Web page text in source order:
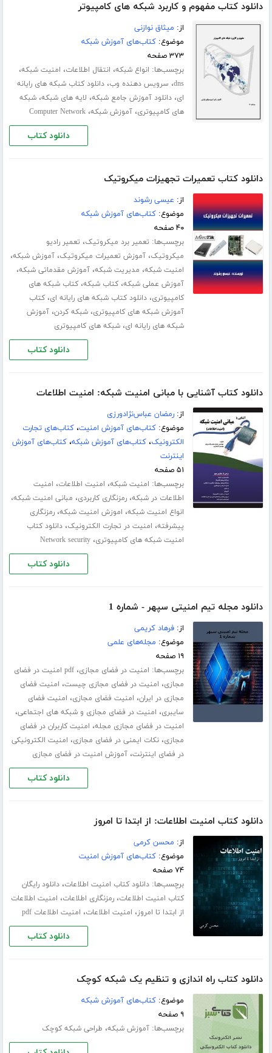
دانلود کتاب مفهوم و کاربرد شبکه های کامپیوتر
از: میثاق نوازنی
موضوع:کتاب‌های آموزش شبکه
۳۷۳ صفحه
برچسب‌ها: انواع شبکه، انتقال اطلاعات، امنیت شبکه،
dns، سرویس دهنده وب،دانلود کتاب شبکه های رایانه
ای،دانلود آموزش جامع شبکه، لایه های شبکه،شبکه
های کامپیوتری،آموزش شبکه،Computer Network
دانلود کتاب
دانلود کتاب تعمیرات تجهیزات میکروتیک
از: عیسی رشوند
موضوع:کتاب‌های آموزش شبکه
۴۰ صفحه
برچسب‌ها: تعمیر برد میکروتیک، تعمیر رادیو
میکروتیک،آموزش تعمیرات میکروتیک،آموزش شبکه،
امنیت شبکه، مدیریت شبکه،آموزش مقدماتی شبکه،
آموزش عملی شبکه،کتاب شبکه،کتاب شبکه های
کامپیوتری،دانلود کتاب شبکه های رایانه ای،کتاب
آموزش شبکه های کامپیوتری،شبکه کردن،آموزش
شبکه های رایانه ای،شبکه های کامپیوتری
دانلود کتاب
دانلود کتاب آشنایی با مبانی امنیت شبکه: امنیت اطلاعات
از:رمضان عباس‌نژادورزی
موضوع:کتاب‌های آموزش امنیت،کتاب‌های تجارت
الکترونیک،کتاب‌های آموزش شبکه،کتاب‌های آموزش
اینترنت
۵۱ صفحه
برچسب‌ها: امنیت شبکه، امنیت اطلاعات، امنیت
اطلاعات در شبکه،رمزنگاری کاربردی، مبانی امنیت شبکه،
انواع امنیت شبکه، اموزش امنیت شبکه،رمزنگاری
پیشرفته، امنیت در تجارت الکترونیک،دانلود کتاب
امنیت شبکه های کامپیوتری،Network security
دانلود کتاب
دانلود مجله تیم امنیتی سپهر - شماره 1
از:فرهاد کریمی
موضوع: مجله‌های علمی
۱۹ صفحه
برچسب‌ها: امنیت در فضای مجازی،
pdf امنیت در فضای
مجازی، امنیت در فضای مجازی چیست، امنیت فضای
مجازی در ایران، امنیت فضای مجازی، امنیت فضای
سایبری، امنیت در فضای مجازی و شبکه های اجتماعی،
امنیت در فضای مجازی مجله، امنیت کاربران در فضای
مجازی،نکات ایمنی در فضای مجازی، امنیت الکترونیکی
در فضای اینترنت،آموزش امنیت در فضای مجازی
دانلود کتاب
دانلود کتاب امنیت اطلاعات: از ابتدا تا امروز
از: محسن کرمی
موضوع:کتاب‌های آموزش امنیت
۷۴ صفحه
برچسب‌ها:دانلود کتاب امنیت اطلاعات،دانلود رایگان
کتاب امنیت اطلاعات،رمزنگاری اطلاعات، امنیت اطلاعات
از ابتدا تا امروز، امنیت اطلاعات، امنیت اطلاعات pdf
دانلود کتاب
دانلود کتاب راه اندازی و تنظیم یک شبکه کوچک
موضوع:کتاب‌های آموزش شبکه
۹ صفحه
برچسب‌ها:آموزش شبکه، طراحی شبکه کوچک